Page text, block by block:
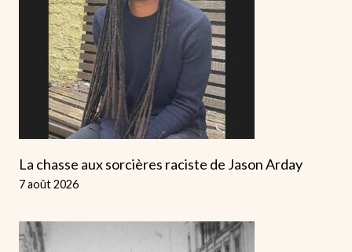
La chasse aux sorcières raciste de Jason Arday
7 août 2026